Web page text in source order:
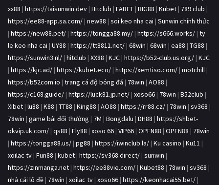
xx88 | https://taisunwin.dev | Hitclub | FABET | BIG88 | Kubet | 789 club |
https://ee88-app.sa.com/ | new88 | soi keo nha cai | Sunwin chính thức
| https://new88.pet/ | https://tongga88.my/ | https://s666.works/ | ty
le keo nha cai | UY88 | https://tt8811.net/ | 68win | 68win | ea88 | TG88 |
https://sunwin3.nl/ | hitclub | XX88 | KJC | https://b52-club.us.org/ | KJC
| https://kjc.ad/ | https://kubet.eco/ | https://xemtiso.com/ | motchill |
https://b52com.io | trang cá độ bóng đá | 78win | AO88 |
https://c168.guide/ | https://luck81.jp.net/ | xoso66 | 78win | B52club |
Xibet | lu88 | K88 | TT88 | King88 | AO88 | https://rr88.cz/ | 78win | sv368 |
78win | game bài đổi thưởng | 7M | Bongdalu | DH88 | https://shbet-
okvip.uk.com/ | qs88 | Fly88 | xoso 66 | VIP66 | OPEN88 | OPEN88 | 78win
| https://tongga88.us/ | pg88 | https://iwinclub.la/ | Ku casino | Ku11 |
xoilac tv | Fun88 | kubet | https://sv368.direct/ | sunwin |
https://zinmanga.net | https://ee88vie.com/ | Kubet88 | 78win | sv368 |
nhà cái lô đề | 78win | xoilac tv | xoso66 | https://keonhacai55.bet/ |